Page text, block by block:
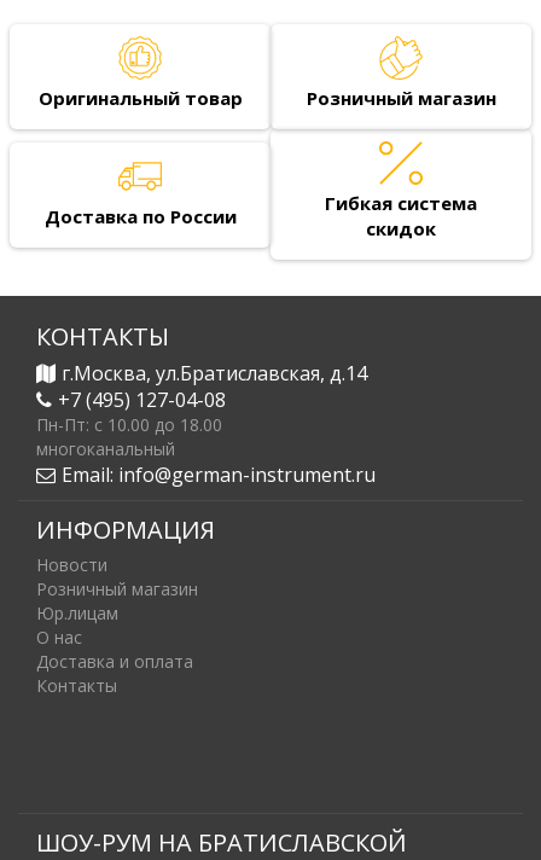
Оригинальный товар Розничный магазин
Доставка по России
Гибкая система
скидок
КОНТАКТЫ
г.Москва, ул.Братиславская, д.14
+7 (495) 127-04-08
Пн-Пт: c 10.00 до 18.00
многоканальный
Email: info@german-instrument.ru
ИНФОРМАЦИЯ
Новости
Розничный магазин
Юр.лицам
О нас
Доставка и оплата
Контакты
ШОУ-РУМ НА БРАТИСЛАВСКОЙ